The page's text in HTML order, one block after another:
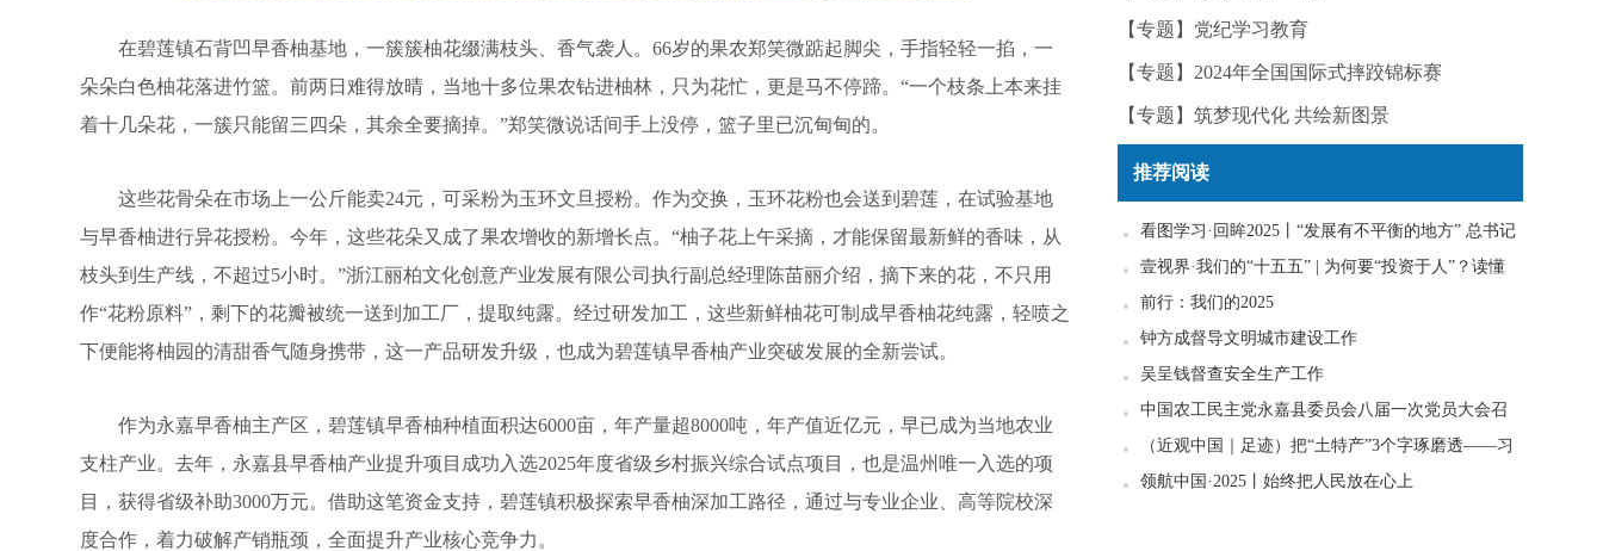
在碧莲镇石背凹早香柚基地，一簇簇柚花缀满枝头、香气袭人。66岁的果农郑笑微踮起脚尖，手指轻轻一掐，一
朵朵白色柚花落进竹篮。前两日难得放晴，当地十多位果农钻进柚林，只为花忙，更是马不停蹄。“一个枝条上本来挂
着十几朵花，一簇只能留三四朵，其余全要摘掉。”郑笑微说话间手上没停，篮子里已沉甸甸的。
这些花骨朵在市场上一公斤能卖24元，可采粉为玉环文旦授粉。作为交换，玉环花粉也会送到碧莲，在试验基地
与早香柚进行异花授粉。今年，这些花朵又成了果农增收的新增长点。“柚子花上午采摘，才能保留最新鲜的香味，从
枝头到生产线，不超过5小时。”浙江丽柏文化创意产业发展有限公司执行副总经理陈苗丽介绍，摘下来的花，不只用
作“花粉原料”，剩下的花瓣被统一送到加工厂，提取纯露。经过研发加工，这些新鲜柚花可制成早香柚花纯露，轻喷之
下便能将柚园的清甜香气随身携带，这一产品研发升级，也成为碧莲镇早香柚产业突破发展的全新尝试。
作为永嘉早香柚主产区，碧莲镇早香柚种植面积达6000亩，年产量超8000吨，年产值近亿元，早已成为当地农业
支柱产业。去年，永嘉县早香柚产业提升项目成功入选2025年度省级乡村振兴综合试点项目，也是温州唯一入选的项
目，获得省级补助3000万元。借助这笔资金支持，碧莲镇积极探索早香柚深加工路径，通过与专业企业、高等院校深
度合作，着力破解产销瓶颈，全面提升产业核心竞争力。
【专题】党纪学习教育
【专题】2024年全国国际式摔跤锦标赛
【专题】筑梦现代化 共绘新图景
推荐阅读
看图学习·回眸2025丨“发展有不平衡的地方” 总书记
一直惦念在心
壹视界·我们的“十五五” | 为何要“投资于人”？读懂
政策里的发展密码
前行：我们的2025
钟方成督导文明城市建设工作
吴呈钱督查安全生产工作
中国农工民主党永嘉县委员会八届一次党员大会召
开
（近观中国｜足迹）把“土特产”3个字琢磨透——习
近平走进柚子园
领航中国·2025丨始终把人民放在心上